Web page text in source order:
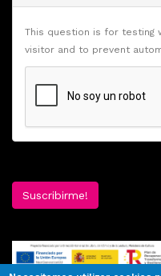
This question is for testing
visitor and to prevent
Suscribirme!